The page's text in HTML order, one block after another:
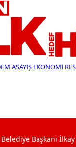
ASAYİŞ EKONOMİ
İlkay Çiçek